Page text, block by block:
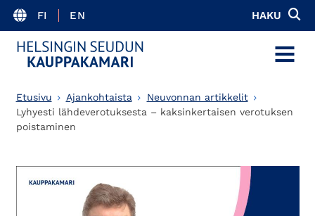
FI EN HAKU
MENU
Etusivu Ajankohtaista
Neuvonnan artikkelit
Lyhyesti lähdeverotuksesta – kaksinkertaisen verotuksen
poistaminen